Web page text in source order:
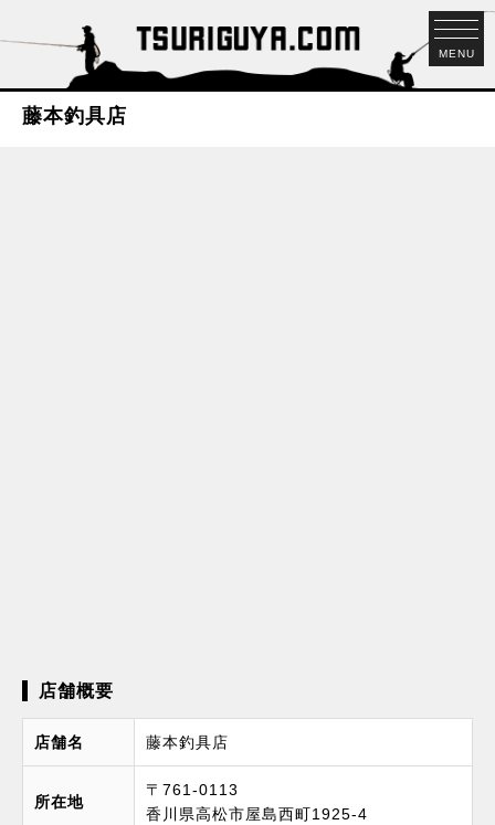
MENU
藤本釣具店
店舗概要
店舗名 藤本釣具店
所在地
〒761-0113
香川県高松市屋島西町1925-4